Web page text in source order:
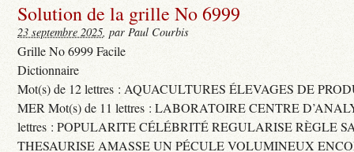
Solution de la grille No 6999
23 septembre 2025, par Paul Courbis
Grille No 6999 Facile
Dictionnaire
Mot(s) de 12 lettres : AQUACULTURES ÉLEVAGES DE
MER Mot(s) de 11 lettres : LABORATOIRE CENTRE
lettres : POPULARITE CÉLÉBRITÉ REGULARISE RÈGLE
THESAURISE AMASSE UN PÉCULE VOLUMINEUX